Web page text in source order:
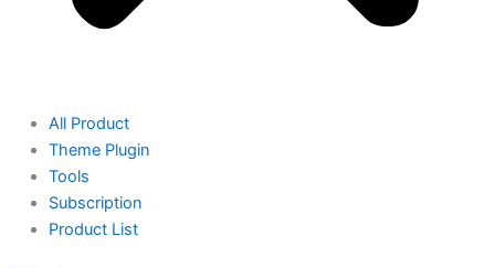
All Product
Theme Plugin
Tools
Subscription
Product List